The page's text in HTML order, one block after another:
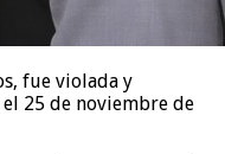
fue violada y
el 25 de noviembre de